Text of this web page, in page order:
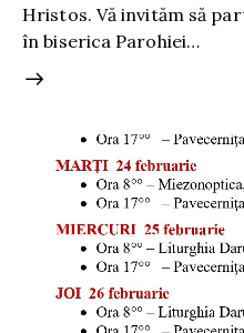
Hristos. Vă invităm să
în biserica Parohiei…